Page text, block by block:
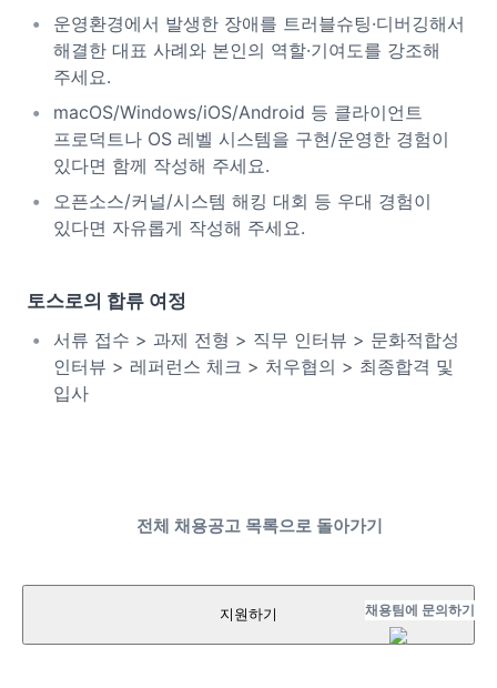
운영환경에서 발생한 장애를 트러블슈팅·디버깅해서
해결한 대표 사례와 본인의 역할·기여도를 강조해
주세요.
macOS/Windows/iOS/Android 등 클라이언트
프로덕트나 OS 레벨 시스템을 구현/운영한 경험이
있다면 함께 작성해 주세요.
오픈소스/커널/시스템 해킹 대회 등 우대 경험이
있다면 자유롭게 작성해 주세요.
토스로의 합류 여정
서류 접수 > 과제 전형 > 직무 인터뷰 > 문화적합성
인터뷰 > 레퍼런스 체크 > 처우협의 > 최종합격 및
입사
전체 채용공고 목록으로 돌아가기
지원하기 채용팀에 문의하기